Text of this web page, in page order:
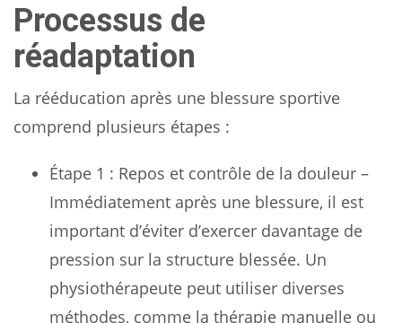
Processus de
réadaptation
La rééducation après une blessure sportive
comprend plusieurs étapes :
Étape 1 : Repos et contrôle de la douleur –
Immédiatement après une blessure, il est
important d’éviter d’exercer davantage de
pression sur la structure blessée. Un
physiothérapeute peut utiliser diverses
méthodes, comme la thérapie manuelle ou